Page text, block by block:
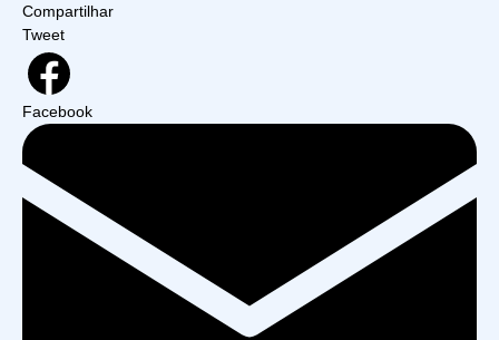
Compartilhar
Tweet
Facebook